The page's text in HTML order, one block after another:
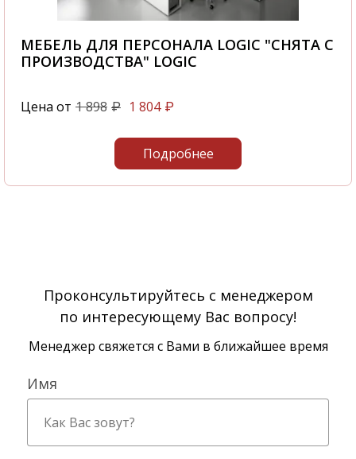
МЕБЕЛЬ ДЛЯ ПЕРСОНАЛА LOGIC "СНЯТА С
ПРОИЗВОДСТВА" LOGIC
Цена от 1 898 ₽ 1 804 ₽
Подробнее
Проконсультируйтесь с менеджером
по интересующему Вас вопросу!
Менеджер свяжется с Вами в ближайшее время
Имя